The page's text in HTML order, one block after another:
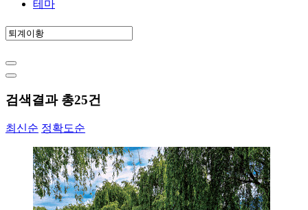
테마
검색결과 총25건
최신순 정확도순